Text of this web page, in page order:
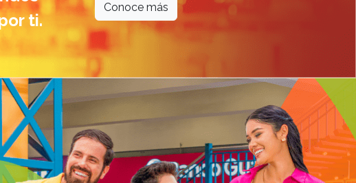
ti.
Conoce más